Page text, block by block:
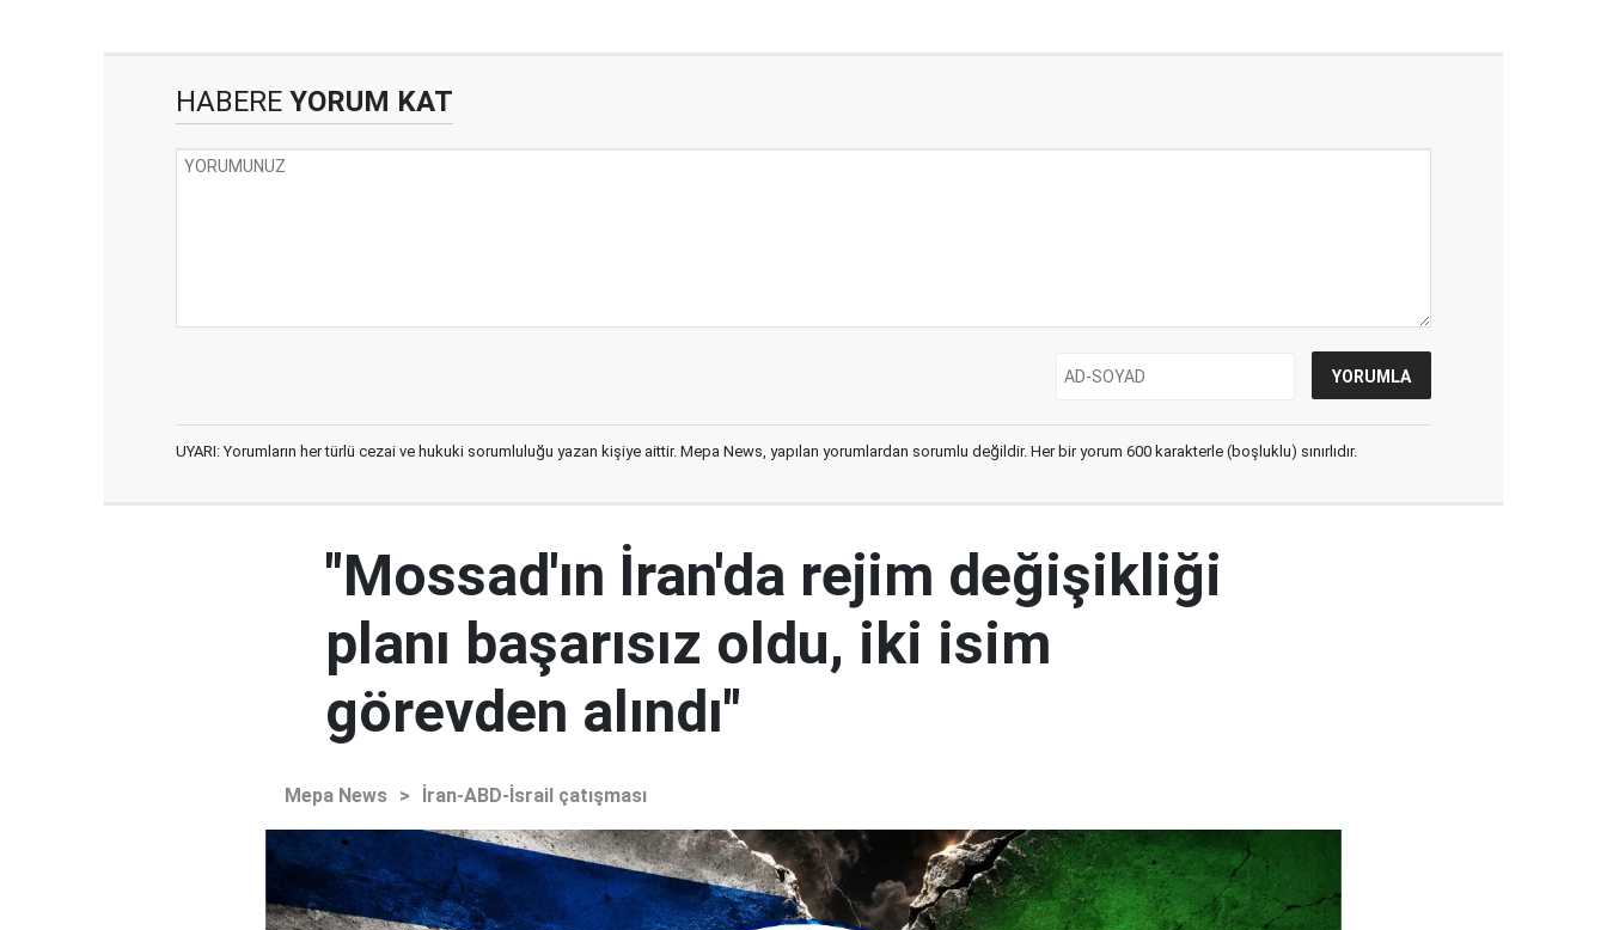
HABERE YORUM KAT
UYARI: Yorumların her türlü cezai ve hukuki sorumluluğu yazan kişiye aittir. Mepa News, yapılan yorumlardan sorumlu değildir. Her bir yorum 600 karakterle (boşluklu) sınırlıdır.
"Mossad'ın İran'da rejim değişikliği
planı başarısız oldu, iki isim
görevden alındı"
Mepa News > İran-ABD-İsrail çatışması